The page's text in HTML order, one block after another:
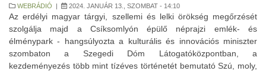
WEBRÁDIÓ | 2024. JANUÁR 13., SZOMBAT - 14:10
Az erdélyi magyar tárgyi, szellemi és lelki örökség megőrzését
szolgálja majd a Csíksomlyón épülő néprajzi emlék- és
élménypark - hangsúlyozta a kulturális és innovációs miniszter
szombaton a Szegedi Dóm Látogatóközpontban, a
kezdeményezés több mint tízéves történetét bemutató Szú, moly,